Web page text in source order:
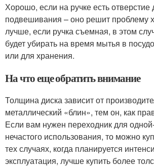
Хорошо, если на ручке есть отверстие
подвешивания – оно решит проблему
лучше, если ручка съемная, в этом
будет убирать на время мытья в
или для хранения.
На что еще обратить внимание
Толщина диска зависит от
металлический «блин», тем он, как
Если вам нужен переходник для
нечастого использования, то можно
тех случаях, когда планируется
эксплуатация, лучше купить более